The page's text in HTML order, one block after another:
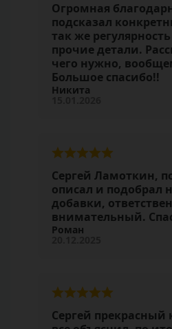
Огромная
подсказал
так же
прочие детали.
чего нужно,
Большое спасибо!!
Никита
Сергей Ламоткин,
описал и подобрал
добавки,
внимательный.
Роман
Сергей прекрасный